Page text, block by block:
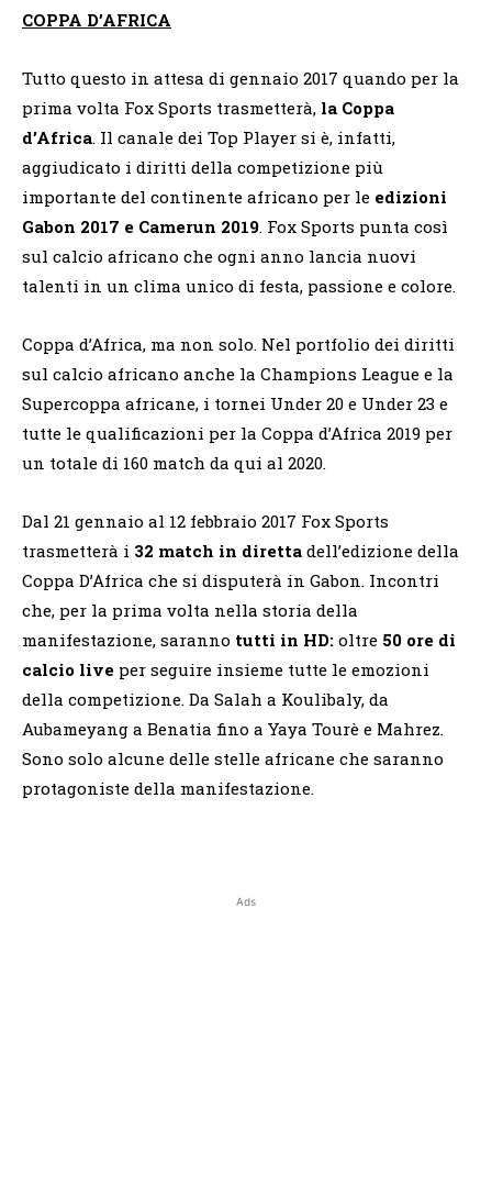
COPPA D’AFRICA
Tutto questo in attesa di gennaio 2017 quando per la
prima volta Fox Sports trasmetterà, la Coppa
d’Africa. Il canale dei Top Player si è, infatti,
aggiudicato i diritti della competizione più
importante del continente africano per le edizioni
Gabon 2017 e Camerun 2019. Fox Sports punta così
sul calcio africano che ogni anno lancia nuovi
talenti in un clima unico di festa, passione e colore.
Coppa d’Africa, ma non solo. Nel portfolio dei diritti
sul calcio africano anche la Champions League e la
Supercoppa africane, i tornei Under 20 e Under 23 e
tutte le qualificazioni per la Coppa d’Africa 2019 per
un totale di 160 match da qui al 2020.
Dal 21 gennaio al 12 febbraio 2017 Fox Sports
trasmetterà i 32 match in diretta dell’edizione della
Coppa D’Africa che si disputerà in Gabon. Incontri
che, per la prima volta nella storia della
manifestazione, saranno tutti in HD: oltre 50 ore di
calcio live per seguire insieme tutte le emozioni
della competizione. Da Salah a Koulibaly, da
Aubameyang a Benatia fino a Yaya Tourè e Mahrez.
Sono solo alcune delle stelle africane che saranno
protagoniste della manifestazione.
Ads